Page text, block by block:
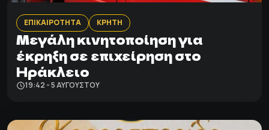
ΕΠΙΚΑΙΡΟΤΗΤΑ ΚΡΗΤΗ
Μεγάλη κινητοποίηση για
έκρηξη σε επιχείρηση στο
Ηράκλειο
19:42 - 5 ΑΥΓΟΎΣΤΟΥ